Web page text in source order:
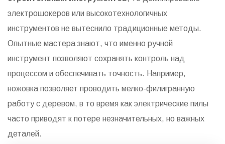
электрошокеров или высокотехнологичных
инструментов не вытеснило традиционные методы.
Опытные мастера знают, что именно ручной
инструмент позволяют сохранять контроль над
процессом и обеспечивать точность. Например,
ножовка позволяет проводить мелко-филигранную
работу с деревом, в то время как электрические пилы
часто приводят к потере незначительных, но важных
деталей.